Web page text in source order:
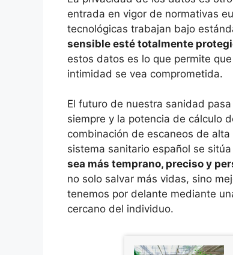
entrada en vigor de normativas
tecnológicas trabajan bajo
sensible esté totalmente
estos datos es lo que permite
intimidad se vea comprometida.
El futuro de nuestra sanidad
siempre y la potencia de cálculo
combinación de escaneos de
sistema sanitario español se
sea más temprano, preciso y
no solo salvar más vidas, sino
tenemos por delante mediante
cercano del individuo.